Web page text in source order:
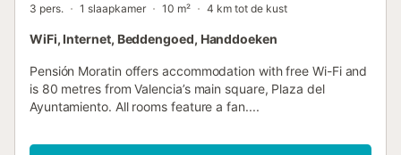
3 pers. 1 slaapkamer 10 m² 4 km tot de kust
WiFi, Internet, Beddengoed, Handdoeken
Pensión Moratin offers accommodation with free Wi-Fi and
is 80 metres from Valencia’s main square, Plaza del
Ayuntamiento. All rooms feature a fan....